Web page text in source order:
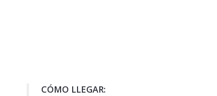
CÓMO LLEGAR: